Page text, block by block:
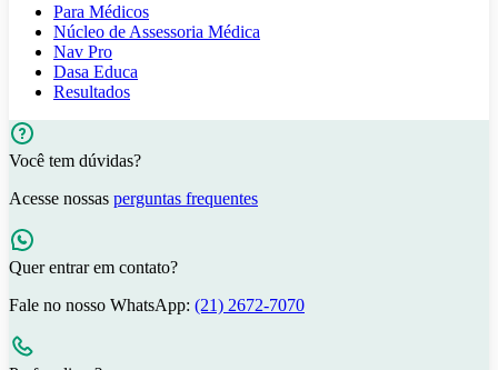
Para Médicos
Núcleo de Assessoria Médica
Nav Pro
Dasa Educa
Resultados
Você tem dúvidas?
Acesse nossas perguntas frequentes
Quer entrar em contato?
Fale no nosso WhatsApp: (21) 2672-7070